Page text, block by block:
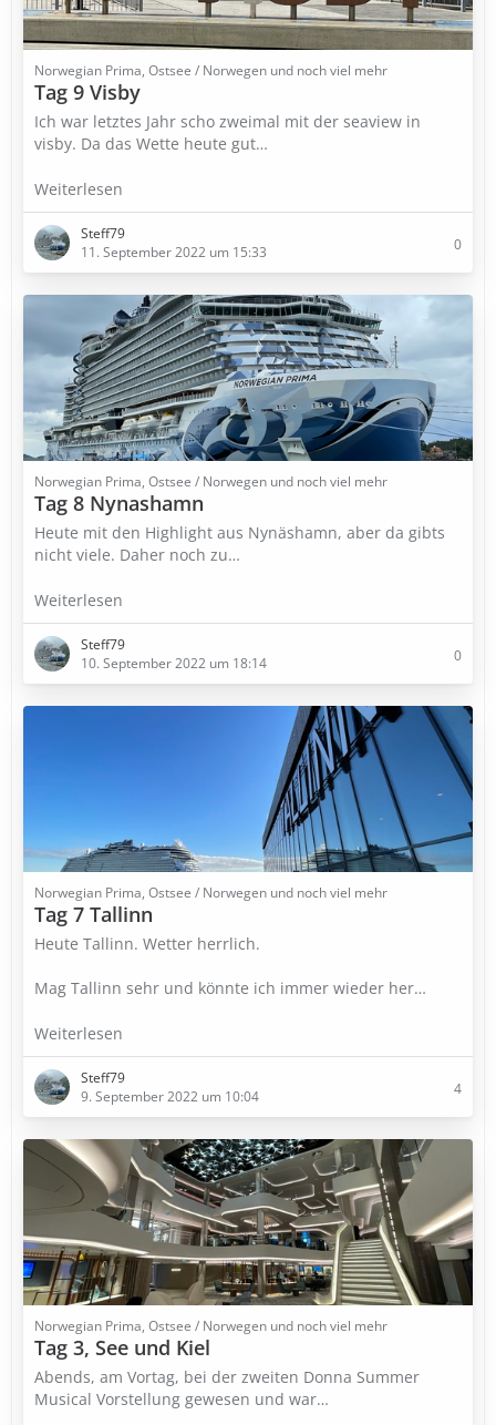
Norwegian Prima, Ostsee / Norwegen und noch viel mehr
Tag 9 Visby
Ich war letztes Jahr scho zweimal mit der seaview in
visby. Da das Wette heute gut…
Weiterlesen
Steff79
11. September 2022 um 15:33
0
Norwegian Prima, Ostsee / Norwegen und noch viel mehr
Tag 8 Nynashamn
Heute mit den Highlight aus Nynäshamn, aber da gibts
nicht viele. Daher noch zu…
Weiterlesen
Steff79
10. September 2022 um 18:14
0
Norwegian Prima, Ostsee / Norwegen und noch viel mehr
Tag 7 Tallinn
Heute Tallinn. Wetter herrlich.
Mag Tallinn sehr und könnte ich immer wieder her…
Weiterlesen
Steff79
9. September 2022 um 10:04
4
Norwegian Prima, Ostsee / Norwegen und noch viel mehr
Tag 3, See und Kiel
Abends, am Vortag, bei der zweiten Donna Summer
Musical Vorstellung gewesen und war…